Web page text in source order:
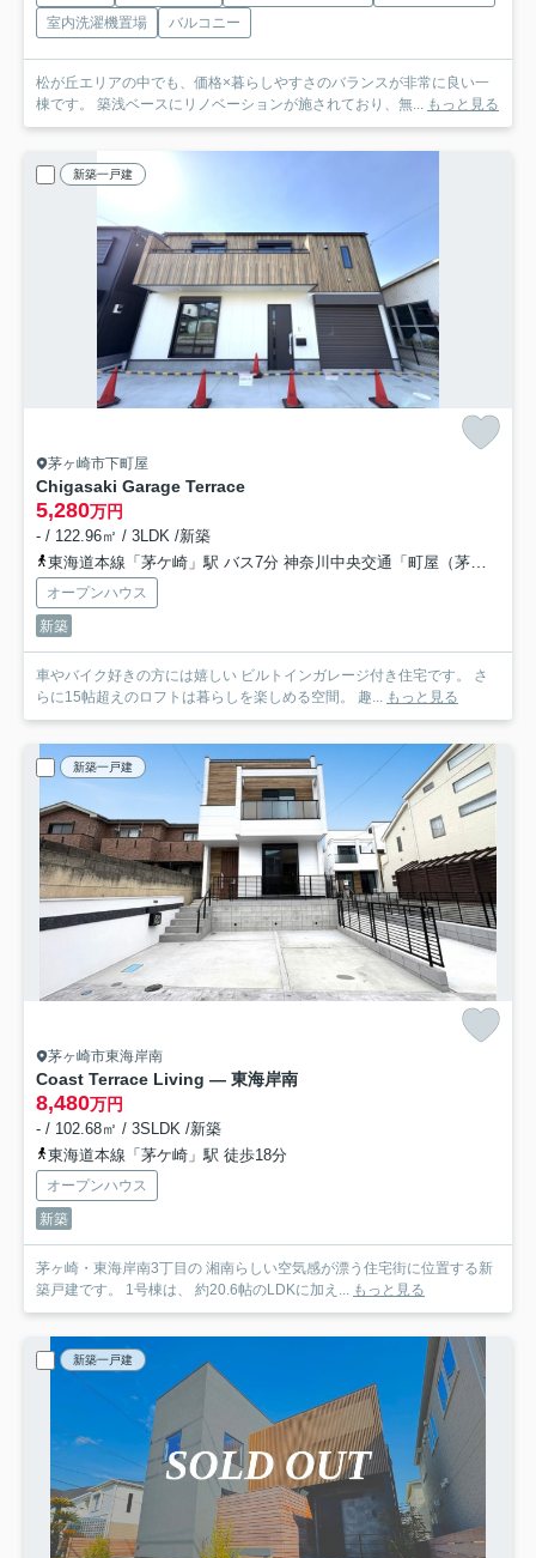
室内洗濯機置場
バルコニー
松が丘エリアの中でも、価格×暮らしやすさのバランスが非常に良い一
棟です。 築浅ベースにリノベーションが施されており、無... もっと見る
新築一戸建
茅ヶ崎市下町屋
Chigasaki Garage Terrace
5,280万円
- / 122.96㎡ / 3LDK /新築
東海道本線「茅ケ崎」駅 バス7分 神奈川中央交通「町屋（茅ヶ崎市）」 停歩7分
オープンハウス
新築
車やバイク好きの方には嬉しい ビルトインガレージ付き住宅です。 さ
らに15帖超えのロフトは暮らしを楽しめる空間。 趣... もっと見る
新築一戸建
茅ヶ崎市東海岸南
Coast Terrace Living — 東海岸南
8,480万円
- / 102.68㎡ / 3SLDK /新築
東海道本線「茅ケ崎」駅 徒歩18分
オープンハウス
新築
茅ヶ崎・東海岸南3丁目の 湘南らしい空気感が漂う住宅街に位置する新
築戸建です。 1号棟は、 約20.6帖のLDKに加え... もっと見る
新築一戸建